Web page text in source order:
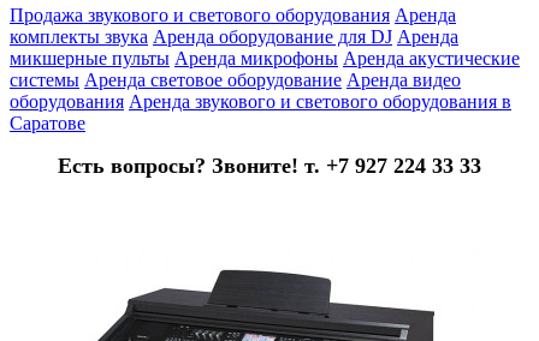
Продажа звукового и светового оборудования Аренда
комплекты звука Аренда оборудование для DJ Аренда
микшерные пульты Аренда микрофоны Аренда акустические
системы Аренда световое оборудование Аренда видео
оборудования Аренда звукового и светового оборудования в
Саратове
Есть вопросы? Звоните! т. +7 927 224 33 33